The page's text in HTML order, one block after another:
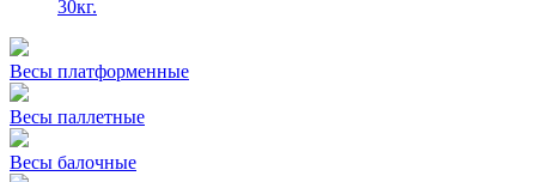
30кг.
Весы платформенные
Весы паллетные
Весы балочные